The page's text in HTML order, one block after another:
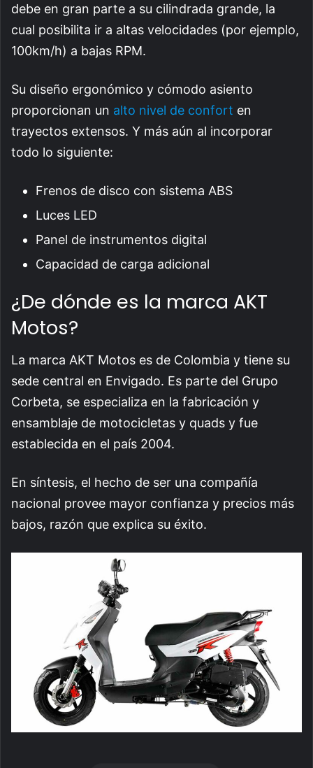
debe en gran parte a su cilindrada grande, la
cual posibilita ir a altas velocidades (por ejemplo,
100km/h) a bajas RPM.
Su diseño ergonómico y cómodo asiento
proporcionan un alto nivel de confort en
trayectos extensos. Y más aún al incorporar
todo lo siguiente:
Frenos de disco con sistema ABS
Luces LED
Panel de instrumentos digital
Capacidad de carga adicional
¿De dónde es la marca AKT
Motos?
La marca AKT Motos es de Colombia y tiene su
sede central en Envigado. Es parte del Grupo
Corbeta, se especializa en la fabricación y
ensamblaje de motocicletas y quads y fue
establecida en el país 2004.
En síntesis, el hecho de ser una compañía
nacional provee mayor confianza y precios más
bajos, razón que explica su éxito.